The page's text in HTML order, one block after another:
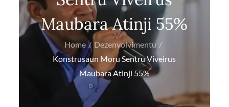
Maubara Atinji 55%
Home
Dezenvolvimentu
Konstrusaun Moru Sentru Viveirus
Maubara Atinji 55%